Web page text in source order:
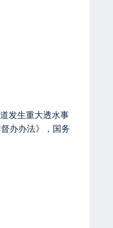
发生重大透水事
办办法》，国务